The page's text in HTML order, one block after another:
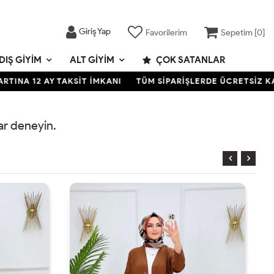
Giriş Yap Favorilerim Sepetim [0]
DIŞ GIYIM ALT GIYIM ÇOK SATANLAR
12 AY TAKSİT İMKANI TÜM SİPARİŞLERDE ÜCRETSİZ
deneyin.